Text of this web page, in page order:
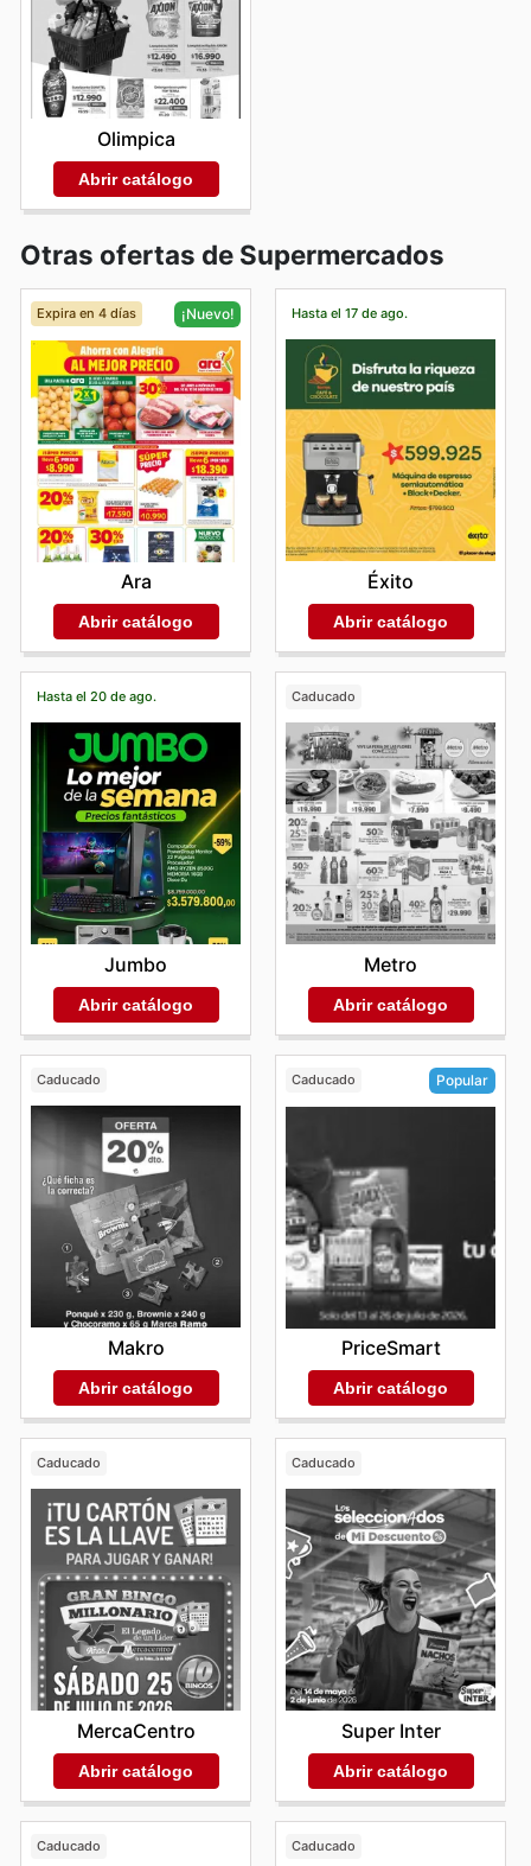
Olimpica
Abrir catálogo
Otras ofertas de Supermercados
Expira en 4 días ¡Nuevo!
Ara
Abrir catálogo
Hasta el 17 de ago.
Éxito
Abrir catálogo
Hasta el 20 de ago.
Jumbo
Abrir catálogo
Caducado
Metro
Abrir catálogo
Caducado
Makro
Abrir catálogo
Caducado Popular
PriceSmart
Abrir catálogo
Caducado
MercaCentro
Abrir catálogo
Caducado
Super Inter
Abrir catálogo
Caducado Caducado